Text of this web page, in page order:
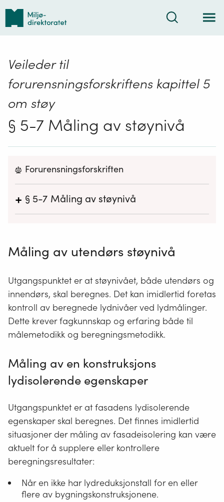
Tilbake
forsiden
Søk
Veileder til
forurensningsforskriftens kapittel 5
om støy
§ 5-7 Måling av støynivå
Forurensningsforskriften
+ § 5-7 Måling av støynivå
klarer å beskrive den faktiske situasjonen, eller i
beregnede dataene.
Målinger av utendørs støynivå og av
lydgjennomgang i fasade skal skje iht. faglig
forsvarlige metoder. Avvik fra disse metodene skal
dokumenteres.
Hentet fra Lovdata - Forurensningsforskriften
Måling av utendørs støynivå
Utgangspunktet er at støynivået, både utendørs og
innendørs, skal beregnes. Det kan imidlertid foretas
kontroll av beregnede lydnivåer ved lydmålinger.
Dette krever fagkunnskap og erfaring både til
målemetodikk og beregningsmetodikk.
Måling av en konstruksjons
lydisolerende egenskaper
Utgangspunktet er at fasadens lydisolerende
egenskaper skal beregnes. Det finnes imidlertid
situasjoner der måling av fasadeisolering kan være
aktuelt for å supplere eller kontrollere
beregningsresultater:
Når en ikke har lydreduksjonstall for en eller
flere av bygningskonstruksjonene.